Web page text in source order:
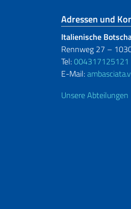
Adressen und
Italienische
Rennweg 27 –
Tel:004317125121
E-Mail:
Unsere Abteilungen